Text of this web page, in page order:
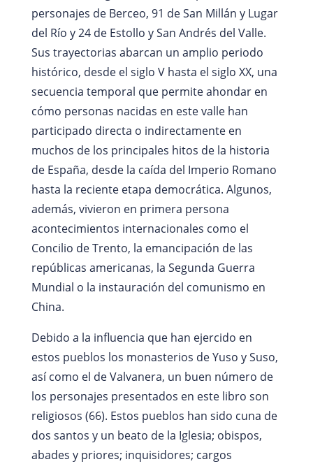
personajes de Berceo, 91 de San Millán y Lugar
del Río y 24 de Estollo y San Andrés del Valle.
Sus trayectorias abarcan un amplio periodo
histórico, desde el siglo V hasta el siglo XX, una
secuencia temporal que permite ahondar en
cómo personas nacidas en este valle han
participado directa o indirectamente en
muchos de los principales hitos de la historia
de España, desde la caída del Imperio Romano
hasta la reciente etapa democrática. Algunos,
además, vivieron en primera persona
acontecimientos internacionales como el
Concilio de Trento, la emancipación de las
repúblicas americanas, la Segunda Guerra
Mundial o la instauración del comunismo en
China.
Debido a la influencia que han ejercido en
estos pueblos los monasterios de Yuso y Suso,
así como el de Valvanera, un buen número de
los personajes presentados en este libro son
religiosos (66). Estos pueblos han sido cuna de
dos santos y un beato de la Iglesia; obispos,
abades y priores; inquisidores; cargos